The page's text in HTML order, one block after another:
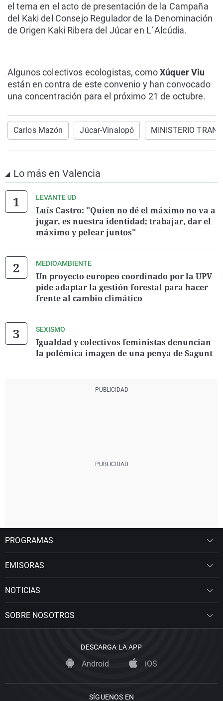
el tema en el acto de presentación de la Campaña
del Kaki del Consejo Regulador de la Denominación
de Origen Kaki Ribera del Júcar en L´Alcúdia.
Algunos colectivos ecologistas, comoXúquer Viu
están en contra de este convenio y han convocado
una concentración para el próximo 21 de octubre.
Carlos Mazón Júcar-Vinalopó MINISTERIO
Lo más en Valencia
LEVANTE UD
Luís Castro: "Quien no dé el máximo no va a
jugar, es nuestra identidad; trabajar, dar el
máximo y pelear juntos"
MEDIOAMBIENTE
Un proyecto europeo coordinado por la UPV
pide adaptar la gestión forestal para hacer
frente al cambio climático
SEXISMO
Igualdad y colectivos feministas denuncian
la polémica imagen de una penya de Sagunt
PROGRAMAS
EMISORAS
NOTICIAS
SOBRE NOSOTROS
DESCARGA LA APP
Android iOS
SÍGUENOS EN